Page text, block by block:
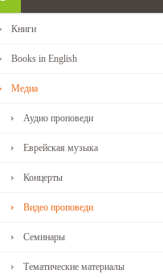
Книги
Books in English
Медиа
Аудио проповеди
Еврейская музыка
Концерты
Видео проповеди
Семинары
Тематические материалы